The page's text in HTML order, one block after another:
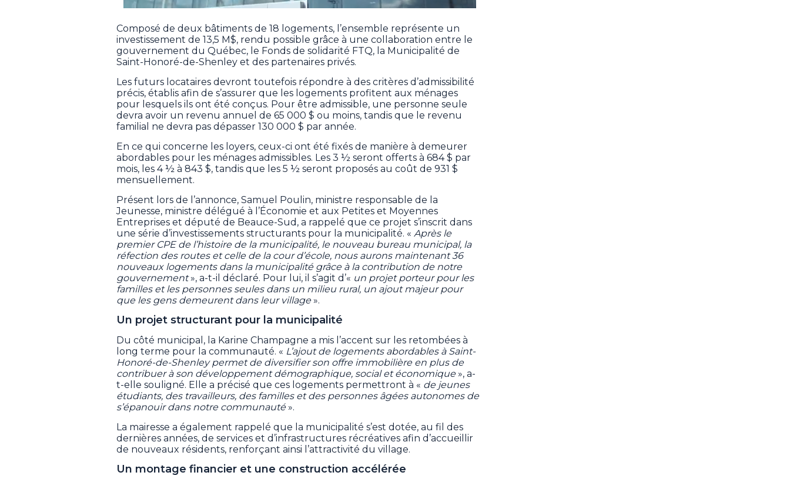
Composé de deux bâtiments de 18 logements, l’ensemble représente un
investissement de 13,5 M$, rendu possible grâce à une collaboration entre le
gouvernement du Québec, le Fonds de solidarité FTQ, la Municipalité de
Saint-Honoré-de-Shenley et des partenaires privés.
Les futurs locataires devront toutefois répondre à des critères d’admissibilité
précis, établis afin de s’assurer que les logements profitent aux ménages
pour lesquels ils ont été conçus. Pour être admissible, une personne seule
devra avoir un revenu annuel de 65 000 $ ou moins, tandis que le revenu
familial ne devra pas dépasser 130 000 $ par année.
En ce qui concerne les loyers, ceux-ci ont été fixés de manière à demeurer
abordables pour les ménages admissibles. Les 3 ½ seront offerts à 684 $ par
mois, les 4 ½ à 843 $, tandis que les 5 ½ seront proposés au coût de 931 $
mensuellement.
Présent lors de l’annonce, Samuel Poulin, ministre responsable de la
Jeunesse, ministre délégué à l’Économie et aux Petites et Moyennes
Entreprises et député de Beauce-Sud, a rappelé que ce projet s’inscrit dans
une série d’investissements structurants pour la municipalité. « Après le
premier CPE de l’histoire de la municipalité, le nouveau bureau municipal, la
réfection des routes et celle de la cour d’école, nous aurons maintenant 36
nouveaux logements dans la municipalité grâce à la contribution de notre
gouvernement», a-t-il déclaré. Pour lui, il s’agit d’« un projet porteur pour les
familles et les personnes seules dans un milieu rural, un ajout majeur pour
que les gens demeurent dans leur village».
Un projet structurant pour la municipalité
Du côté municipal, la Karine Champagne a mis l’accent sur les retombées à
long terme pour la communauté. « L’ajout de logements abordables à Saint-
Honoré-de-Shenley permet de diversifier son offre immobilière en plus de
contribuer à son développement démographique, social et économique», a-
t-elle souligné. Elle a précisé que ces logements permettront à « de jeunes
étudiants, des travailleurs, des familles et des personnes âgées autonomes de
s’épanouir dans notre communauté».
La mairesse a également rappelé que la municipalité s’est dotée, au fil des
dernières années, de services et d’infrastructures récréatives afin d’accueillir
de nouveaux résidents, renforçant ainsi l’attractivité du village.
Un montage financier et une construction accélérée